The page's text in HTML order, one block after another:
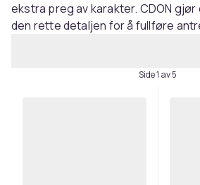
ekstra preg av karakter. CDON
den rette detaljen for å fullføre
Side 1 av 5